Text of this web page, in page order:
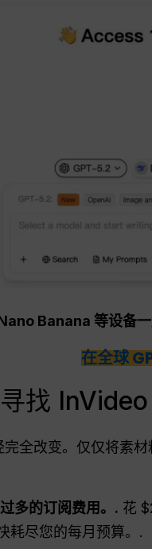
Banana 等设备
在全球
找
全改变。仅仅将素
多的订阅费用。. 花
耗尽您的每月预算。.